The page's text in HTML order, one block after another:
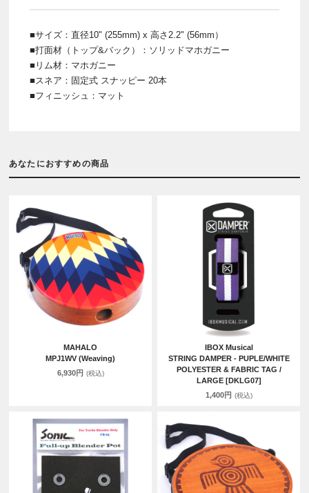
■サイズ：直径10" (255mm) x 高さ2.2" (56mm）
■打面材（トップ&バック）：ソリッドマホガニー
■リム材：マホガニー
■スネア：固定式 スナッピー 20本
■フィニッシュ：マット
あなたにおすすめの商品
MAHALO
MPJ1WV (Weaving)
6,930円 (税込)
IBOX Musical
STRING DAMPER - PUPLE/WHITE
POLYESTER & FABRIC TAG /
LARGE [DKLG07]
1,400円 (税込)